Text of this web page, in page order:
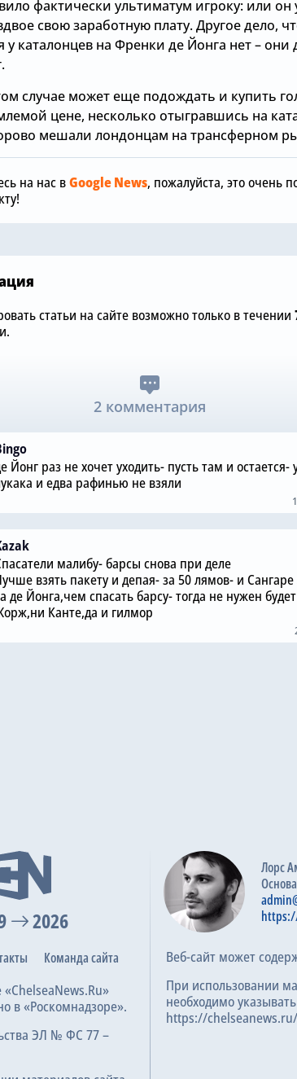
фактически ультиматум игроку: или он
свою заработную плату. Другое дело,
у каталонцев на Френки де Йонга нет –
случае может еще подождать и купить
цене, несколько отыгравшись на
мешали лондонцам на трансферном
на нас вGoogle News, пожалуйста, это очень
Сегодня, 12:00
«Манчестер Сити»
отреагировал на
шокирующую цену в
размере £75 млн за звезду
статьи на сайте возможно только в течении
2 комментария
Йонг раз не хочет уходить- пусть там и остается-
и едва рафинью не взяли
малибу- барсы снова при деле
взять пакету и депая- за 50 лямов- и Сангаре
де Йонга,чем спасать барсу- тогда не нужен
Канте,да и гилмор
2026
Команда сайта
в «Роскомнадзоре».
ЭЛ № ФС 77 –
Лорс
Веб-сайт может
При использовании
необходимо
https://chelseanews.ru/